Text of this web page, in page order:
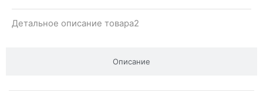
Описание
Детальное описание товара2